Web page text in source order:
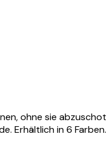
ohne sie
Erhältlich in 6 Farben.